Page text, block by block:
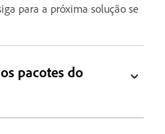
para a próxima solução se
pacotes do